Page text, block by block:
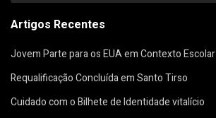
Artigos Recentes
Jovem Parte para os EUA em Contexto Escolar
Requalificação Concluída em Santo Tirso
Cuidado com o Bilhete de Identidade vitalício